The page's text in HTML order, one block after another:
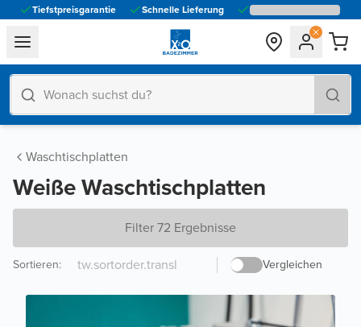
Tiefstpreisgarantie Schnelle Lieferung
general.navigation.toggle_menu.label
Waschtischplatten
Weiße Waschtischplatten
Filter 72 Ergebnisse
Vergleichen
Sortieren: